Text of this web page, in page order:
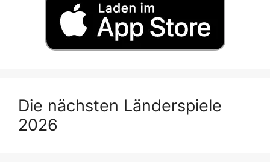
Die nächsten Länderspiele
2026